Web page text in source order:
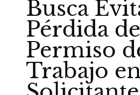
Busca
Pérdida
Permiso
Trabajo en